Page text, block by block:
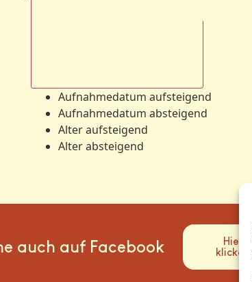
Aufnahmedatum aufsteigend
Aufnahmedatum absteigend
Alter aufsteigend
Alter absteigend
auch auf Facebook
Hier
klicken